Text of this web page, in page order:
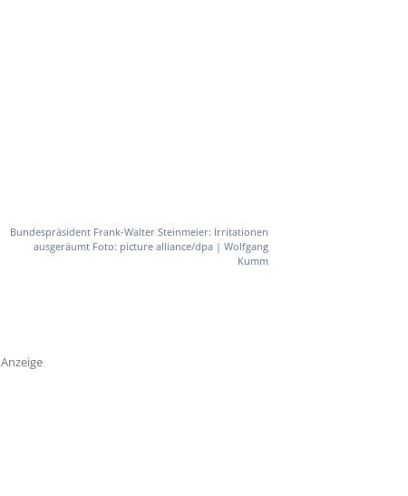
Bundespräsident Frank-Walter Steinmeier: Irritationen
ausgeräumt Foto: picture alliance/dpa | Wolfgang
Kumm
Anzeige